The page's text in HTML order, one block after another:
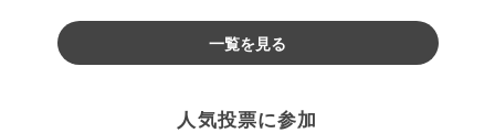
一覧を見る
人気投票に参加